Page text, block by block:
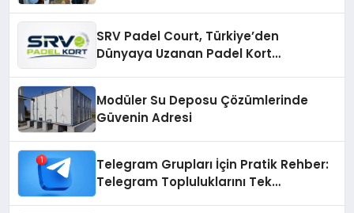
SRV Padel Court, Türkiye’den
Dünyaya Uzanan Padel Kort
Modüler Su Deposu Çözümlerinde
Güvenin Adresi
Telegram Grupları İçin Pratik Rehber:
Telegram Topluluklarını Tek